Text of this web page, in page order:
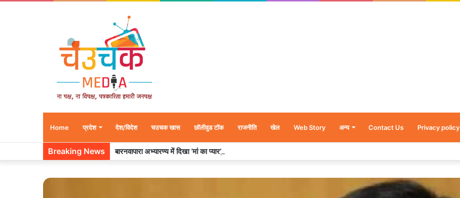
Home प्रदेश देश/विदेश चउचक खास छॉलीवुड टॉक राजनीति खेल Web Story अन्य Contact Us Privacy policy
Breaking News बारनवापारा अभ्यारण्य में दिखा ‘मां का प्यार’, नन्हें शावकों को पीठ पर बैठाकर घूमती दिखी मादा भालू